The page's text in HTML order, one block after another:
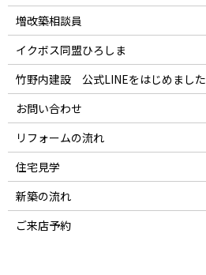
増改築相談員
イクボス同盟ひろしま
竹野内建設 公式LINEをはじめました
お問い合わせ
リフォームの流れ
住宅見学
新築の流れ
ご来店予約